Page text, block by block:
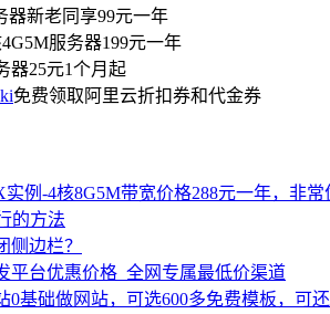
器新老同享99元一年
服务器199元一年
器25元1个月起
免费领取阿里云折扣券和代金券
例-4核8G5M带宽价格288元一年，非常
的方法
侧边栏？
平台优惠价格_全网专属最低价渠道
0基础做网站，可选600多免费模板，可还